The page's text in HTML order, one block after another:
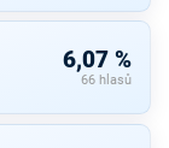
6,07 %
66 hlasů